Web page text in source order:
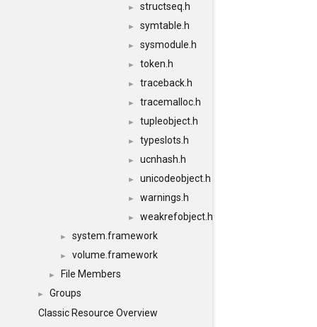
► structseq.h
► symtable.h
► sysmodule.h
► token.h
► traceback.h
► tracemalloc.h
► tupleobject.h
► typeslots.h
► ucnhash.h
► unicodeobject.h
► warnings.h
► weakrefobject.h
► system.framework
► volume.framework
► File Members
►
Groups
Classic Resource Overview